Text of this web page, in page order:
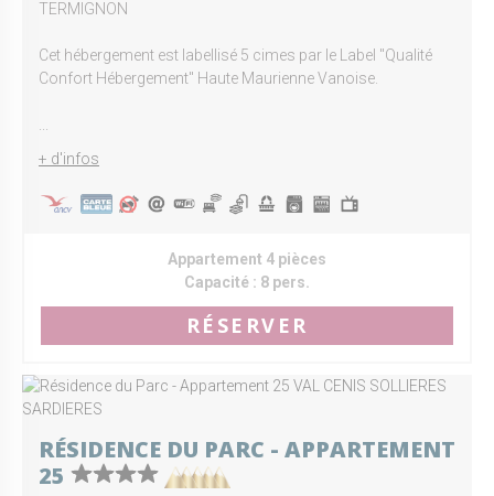
TERMIGNON
Cet hébergement est labellisé 5 cimes par le Label "Qualité
Confort Hébergement" Haute Maurienne Vanoise.
+ d'infos
Appartement 4 pièces
Capacité : 8 pers.
RÉSERVER
RÉSIDENCE DU PARC - APPARTEMENT
25